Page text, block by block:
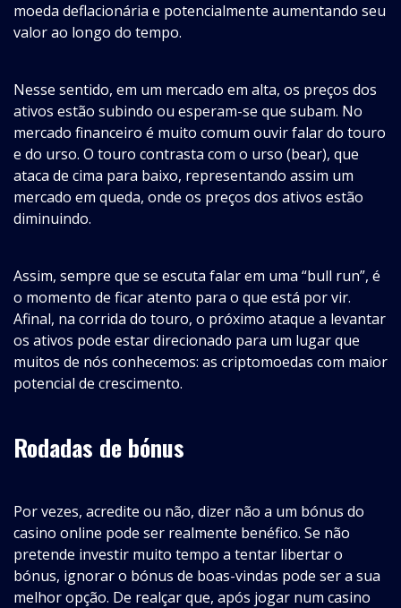
moeda deflacionária e potencialmente aumentando seu
valor ao longo do tempo.
Nesse sentido, em um mercado em alta, os preços dos
ativos estão subindo ou esperam-se que subam. No
mercado financeiro é muito comum ouvir falar do touro
e do urso. O touro contrasta com o urso (bear), que
ataca de cima para baixo, representando assim um
mercado em queda, onde os preços dos ativos estão
diminuindo.
Assim, sempre que se escuta falar em uma “bull run”, é
o momento de ficar atento para o que está por vir.
Afinal, na corrida do touro, o próximo ataque a levantar
os ativos pode estar direcionado para um lugar que
muitos de nós conhecemos: as criptomoedas com maior
potencial de crescimento.
Rodadas de bónus
Por vezes, acredite ou não, dizer não a um bónus do
casino online pode ser realmente benéfico. Se não
pretende investir muito tempo a tentar libertar o
bónus, ignorar o bónus de boas-vindas pode ser a sua
melhor opção. De realçar que, após jogar num casino